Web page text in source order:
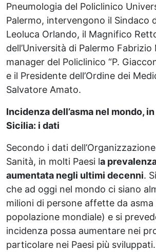
Pneumologia del Policlinico
Palermo, intervengono il Sindaco
Leoluca Orlando, il Magnifico
dell’Università di Palermo Fabrizio
manager del Policlinico “P.
e il Presidente dell’Ordine dei
Salvatore Amato.
Incidenza dell’asma nel mondo,
Sicilia: i dati
Secondo i dati
Sanità, in molti Paesi la
aumentata negli ultimi decenni.
che ad oggi nel mondo ci siano
milioni di persone affette da asma
popolazione mondiale) e si
incidenza possa aumentare nei
particolare nei Paesi più